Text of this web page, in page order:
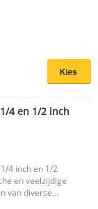
4 en 1/2 inch
4 inch en 1/2
en veelzijdige
van diverse